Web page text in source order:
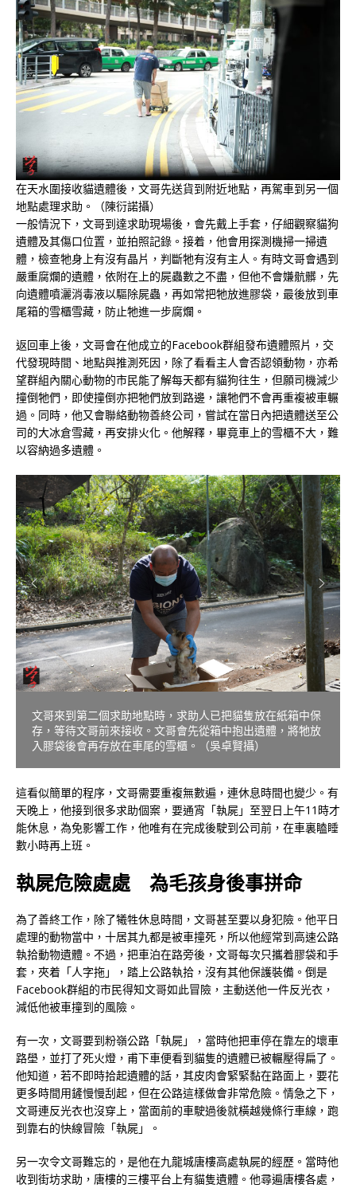
在天水圍接收貓遺體後，文哥先送貨到附近地點，再駕車到另一個
地點處理求助。（陳衍諾攝）
一般情況下，文哥到達求助現場後，會先戴上手套，仔細觀察貓狗
遺體及其傷口位置，並拍照記錄。接着，他會用探測機掃一掃遺
體，檢查牠身上有沒有晶片，判斷牠有沒有主人。有時文哥會遇到
嚴重腐爛的遺體，依附在上的屍蟲數之不盡，但他不會嫌骯髒，先
向遺體噴灑消毒液以驅除屍蟲，再如常把牠放進膠袋，最後放到車
尾箱的雪櫃雪藏，防止牠進一步腐爛。
返回車上後，文哥會在他成立的Facebook群組發布遺體照片，交
代發現時間、地點與推測死因，除了看看主人會否認領動物，亦希
望群組內關心動物的市民能了解每天都有貓狗往生，但願司機減少
撞倒牠們，即使撞倒亦把牠們放到路邊，讓牠們不會再重複被車輾
過。同時，他又會聯絡動物善終公司，嘗試在當日內把遺體送至公
司的大冰倉雪藏，再安排火化。他解釋，畢竟車上的雪櫃不大，難
以容納過多遺體。
文哥來到第二個求助地點時，求助人已把貓隻放在紙箱中保
存，等待文哥前來接收。文哥會先從箱中抱出遺體，將牠放
入膠袋後會再存放在車尾的雪櫃。（吳卓賢攝）
這看似簡單的程序，文哥需要重複無數遍，連休息時間也變少。有
天晚上，他接到很多求助個案，要通宵「執屍」至翌日上午11時才
能休息，為免影響工作，他唯有在完成後駛到公司前，在車裏瞌睡
數小時再上班。
執屍危險處處 為毛孩身後事拼命
為了善終工作，除了犧牲休息時間，文哥甚至要以身犯險。他平日
處理的動物當中，十居其九都是被車撞死，所以他經常到高速公路
執拾動物遺體。不過，把車泊在路旁後，文哥每次只攜着膠袋和手
套，夾着「人字拖」，踏上公路執拾，沒有其他保護裝備。倒是
Facebook群組的市民得知文哥如此冒險，主動送他一件反光衣，
減低他被車撞到的風險。
有一次，文哥要到粉嶺公路「執屍」，當時他把車停在靠左的壞車
路壆，並打了死火燈，甫下車便看到貓隻的遺體已被輾壓得扁了。
他知道，若不即時拾起遺體的話，其皮肉會緊緊黏在路面上，要花
更多時間用鏟慢慢刮起，但在公路這樣做會非常危險。情急之下，
文哥連反光衣也沒穿上，當面前的車駛過後就橫越幾條行車線，跑
到靠右的快線冒險「執屍」。
另一次令文哥難忘的，是他在九龍城唐樓高處執屍的經歷。當時他
收到街坊求助，唐樓的三樓平台上有貓隻遺體。他尋遍唐樓各處，